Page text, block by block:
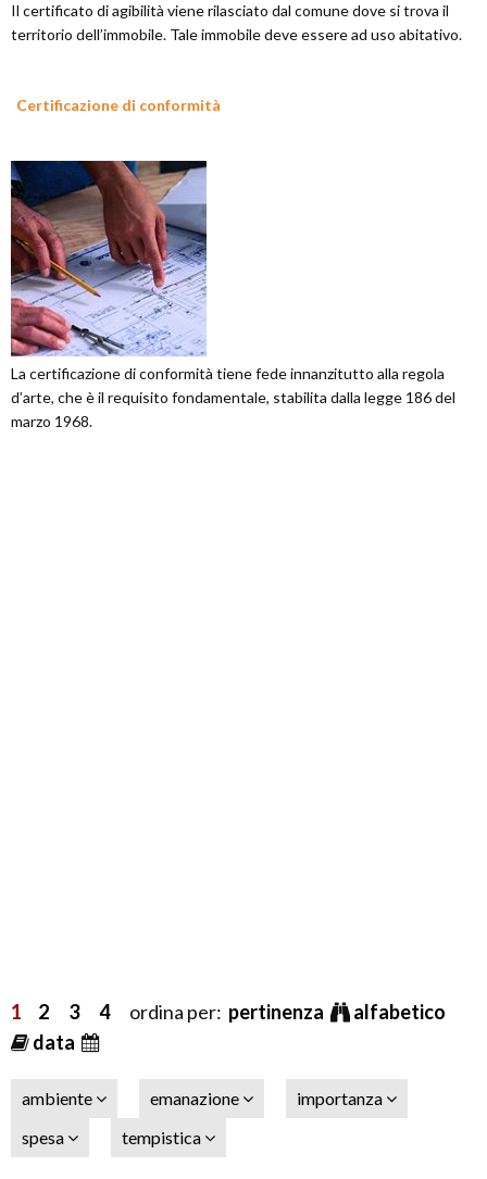
Il certificato di agibilità viene rilasciato dal comune dove si trova il
territorio dell’immobile. Tale immobile deve essere ad uso abitativo.
Certificazione di conformità
La certificazione di conformità tiene fede innanzitutto alla regola
d’arte, che è il requisito fondamentale, stabilita dalla legge 186 del
marzo 1968.
1 2 3 4ordina per: pertinenza
alfabetico
data
ambiente emanazione
importanza
spesa
tempistica